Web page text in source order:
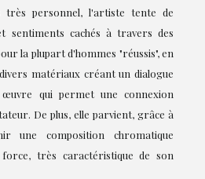
très personnel, l'artiste tente de
sentiments cachés à travers des
la plupart d'hommes "réussis", en
matériaux créant un dialogue
qui permet une connexion
De plus, elle parvient, grâce à
une composition chromatique
très caractéristique de son